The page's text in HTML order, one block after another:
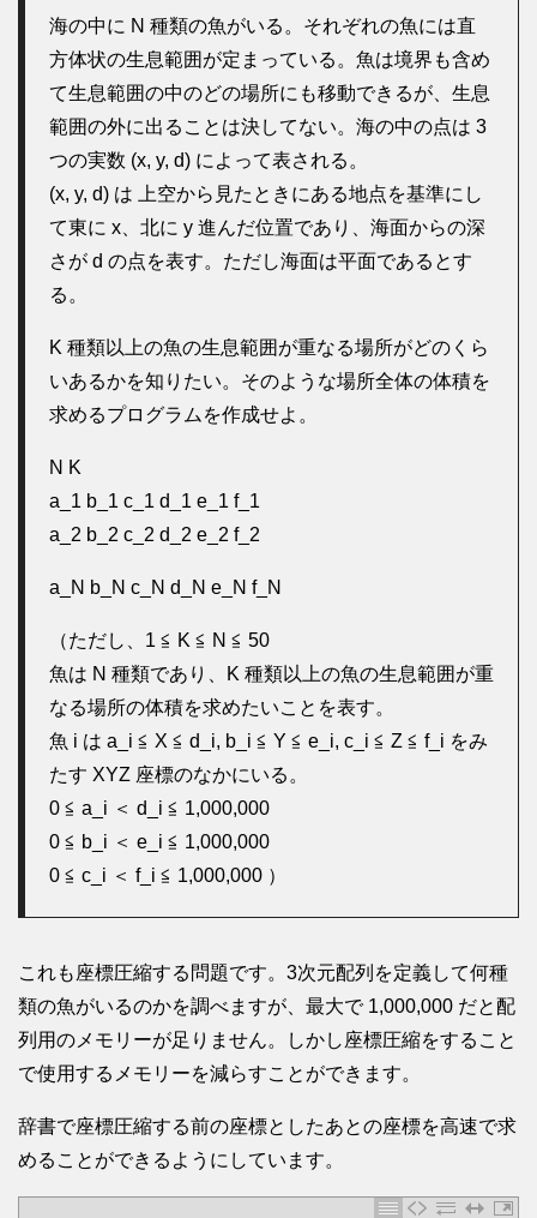
海の中に N 種類の魚がいる。それぞれの魚には直
方体状の生息範囲が定まっている。魚は境界も含め
て生息範囲の中のどの場所にも移動できるが、生息
範囲の外に出ることは決してない。海の中の点は 3
つの実数 (x, y, d) によって表される。
(x, y, d) は 上空から見たときにある地点を基準にし
て東に x、北に y 進んだ位置であり、海面からの深
さが d の点を表す。ただし海面は平面であるとす
る。
K 種類以上の魚の生息範囲が重なる場所がどのくら
いあるかを知りたい。そのような場所全体の体積を
求めるプログラムを作成せよ。
N K
a_1 b_1 c_1 d_1 e_1 f_1
a_2 b_2 c_2 d_2 e_2 f_2
a_N b_N c_N d_N e_N f_N
（ただし、1 ≦ K ≦ N ≦ 50
魚は N 種類であり、K 種類以上の魚の生息範囲が重
なる場所の体積を求めたいことを表す。
魚 i は a_i ≦ X ≦ d_i, b_i ≦ Y ≦ e_i, c_i ≦ Z ≦ f_i をみ
たす XYZ 座標のなかにいる。
0 ≦ a_i ＜ d_i ≦ 1,000,000
0 ≦ b_i ＜ e_i ≦ 1,000,000
0 ≦ c_i ＜ f_i ≦ 1,000,000 ）
これも座標圧縮する問題です。3次元配列を定義して何種
類の魚がいるのかを調べますが、最大で 1,000,000 だと配
列用のメモリーが足りません。しかし座標圧縮をすること
で使用するメモリーを減らすことができます。
辞書で座標圧縮する前の座標としたあとの座標を高速で求
めることができるようにしています。